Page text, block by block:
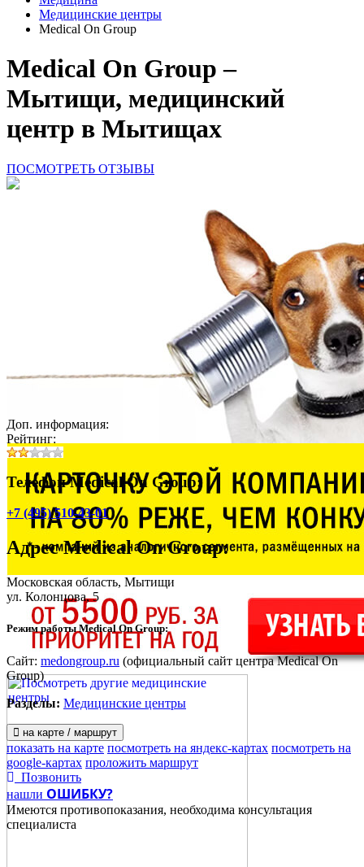
Медицинские центры
Medical On Group
Medical On Group –
Мытищи, медицинский
центр в Мытищах
ПОСМОТРЕТЬ ОТЗЫВЫ
Доп. информация:
Рейтинг:
Телефон Medical On Group:
+7 (495) 510-43-01
АдресMedical On Group:
Московская область, Мытищи
ул. Колонцова, 5
Режим работы Medical On Group:
Сайт: medongroup.ru (официальный сайт центра Medical On
Group)
Разделы: Медицинские центры
на карте / маршрут
показать на карте посмотреть на яндекс-картах посмотреть на
google-картах проложить маршрут
Позвонить
нашли ОШИБКУ?
Имеются противопоказания, необходима консультация
специалиста